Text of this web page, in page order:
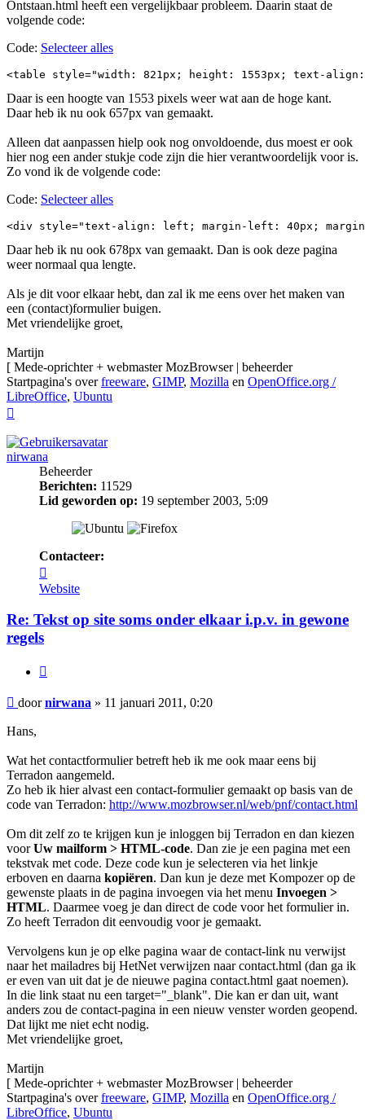
Ontstaan.html heeft een vergelijkbaar probleem. Daarin staat de
volgende code:
Code: Selecteer alles
<table style="width: 821px; height: 1553px; text-
Daar is een hoogte van 1553 pixels weer wat aan de hoge kant.
Daar heb ik nu ook 657px van gemaakt.
Alleen dat aanpassen hielp ook nog onvoldoende, dus moest er ook
hier nog een ander stukje code zijn die hier verantwoordelijk voor is.
Zo vond ik de volgende code:
Code: Selecteer alles
<div style="text-align: left; margin-left: 40px;
Daar heb ik nu ook 678px van gemaakt. Dan is ook deze pagina
weer normaal qua lengte.
Als je dit voor elkaar hebt, dan zal ik me eens over het maken van
een (contact)formulier buigen.
Met vriendelijke groet,
Martijn
[ Mede-oprichter + webmaster MozBrowser | beheerder
Startpagina's overfreeware, GIMP, Mozilla en OpenOffice.org /
LibreOffice, Ubuntu
nirwana
Beheerder
Berichten: 11529
Lid geworden op: 19 september 2003, 5:09
Contacteer:
nirwana
Website
Re: Tekst op site soms onder elkaar i.p.v. in gewone
regels
Bericht
doornirwana » 11 januari 2011, 0:20
Hans,
Wat het contactformulier betreft heb ik me ook maar eens bij
Terradon aangemeld.
Zo heb ik hier alvast een contact-formulier gemaakt op basis van de
code van Terradon: http://www.mozbrowser.nl/web/pnf/contact.html
Om dit zelf zo te krijgen kun je inloggen bij Terradon en dan kiezen
voorUw mailform > HTML-code. Dan zie je een pagina met een
tekstvak met code. Deze code kun je selecteren via het linkje
erboven en daarna kopiëren. Dan kun je deze met Kompozer op de
gewenste plaats in de pagina invoegen via het menu Invoegen >
HTML. Daarmee voeg je dan direct de code voor het formulier in.
Zo heeft Terradon dit eenvoudig voor je gemaakt.
Vervolgens kun je op elke pagina waar de contact-link nu verwijst
naar het mailadres bij HetNet verwijzen naar contact.html (dan ga ik
er even van uit dat je de nieuwe pagina contact.html gaat noemen).
In die link staat nu een target="_blank". Die kan er dan uit, want
anders zou de contact-pagina in een nieuw venster worden geopend.
Dat lijkt me niet echt nodig.
Met vriendelijke groet,
Martijn
[ Mede-oprichter + webmaster MozBrowser | beheerder
Startpagina's overfreeware, GIMP, Mozilla en OpenOffice.org /
LibreOffice, Ubuntu